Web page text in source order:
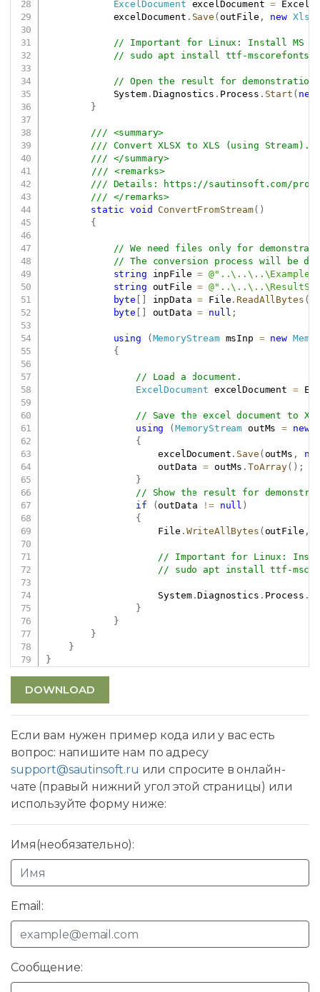
ExcelDocument excelDocument =
            excelDocument
. Save ( outFile , new
// Important for Linux: Install MS
// sudo apt install ttf-
// Open the result for demonstration
            System
. Diagnostics . Process . Start ( new
}
/// <summary>
/// Convert XLSX to XLS (using Stream).
/// </summary>
/// <remarks>
/// Details:
https://sautinsoft.com/
/// </remarks>
static
void ConvertFromStream( )
{
// We need files only for
// The conversion process will be
string inpFile =
string outFile =
byte
inpData = File . ReadAllBytes (
byte
outData = null ;
using ( MemoryStream msInp = new
{
// Load a document.
ExcelDocument excelDocument =
// Save the excel document to
using
( MemoryStream outMs = new
{
                    excelDocument
. Save ( outMs ,
                    outData
= outMs .ToArray( ) ;
}
// Show the result for
if
(outData != null )
{
                    File
. WriteAllBytes ( outFile ,
// Important for Linux:
// sudo apt install ttf-
                    System
.Diagnostics . Process .
}
}
}
}
}
DOWNLOAD
Если вам нужен пример кода или у вас есть
вопрос: напишите нам по адресу
support@sautinsoft.ru или спросите в онлайн-
чате (правый нижний угол этой страницы) или
используйте форму ниже:
Имя(необязательно):
Email:
Сообщение: